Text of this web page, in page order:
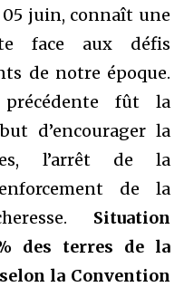
05 juin, connaît une
face aux défis
de notre époque.
fût la
d’encourager la
l’arrêt de la
de la
Situation
des terres de la
la Convention